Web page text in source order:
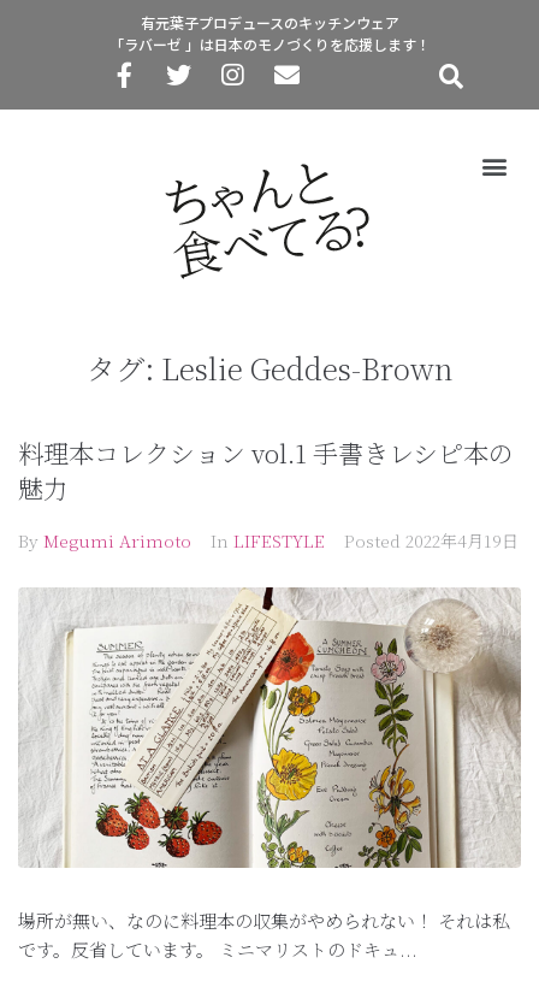
有元葉子プロデュースのキッチンウェア
「ラバーゼ 」は日本のモノづくりを応援します！
タグ: Leslie Geddes-Brown
料理本コレクション vol.1 手書きレシピ本の
魅力
By Megumi Arimoto In LIFESTYLE Posted 2022年4月19日
場所が無い、なのに料理本の収集がやめられない！ それは私
です。反省しています。 ミニマリストのドキュ...